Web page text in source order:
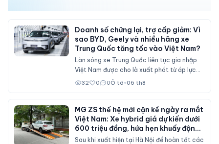
Doanh số chững lại, trợ cấp giảm: Vì
sao BYD, Geely và nhiều hãng xe
Trung Quốc tăng tốc vào Việt Nam?
Làn sóng xe Trung Quốc liên tục gia nhập
Việt Nam được cho là xuất phát từ áp lực
doanh số tại thị trường nội địa, nơi sức mua
32 0 0Ô tô•06 th8
MG ZS thế hệ mới cận kề ngày ra mắt
Việt Nam: Xe hybrid giá dự kiến dưới
600 triệu đồng, hứa hẹn khuấy động
phân khúc SUV cỡ B
Sau khi xuất hiện tại Hà Nội để hoàn tất các